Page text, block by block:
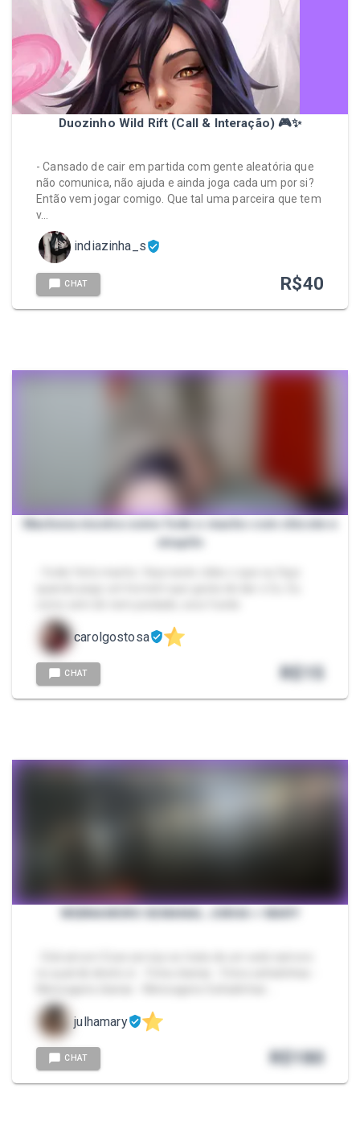
Duozinho Wild Rift (Call & Interação) 🎮✨
- Cansado de cair em partida com gente aleatória que
não comunica, não ajuda e ainda joga cada um por si?
Então vem jogar comigo. Que tal uma parceira que tem
v…
indiazinha_s
CHAT R$40
Machona mostra como fode o macho com chicote e
strapOn
carolgostosa
CHAT R$15
WEBNAMORO SEMANAL JUKHA + MARY
julhamary
CHAT R$180